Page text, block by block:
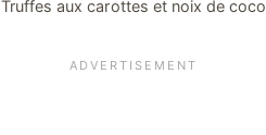
Truffes aux carottes et noix de coco